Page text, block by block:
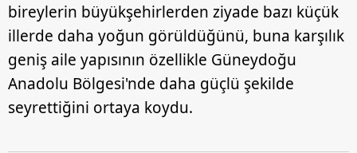
bireylerin büyükşehirlerden ziyade bazı küçük
illerde daha yoğun görüldüğünü, buna karşılık
geniş aile yapısının özellikle Güneydoğu
Anadolu Bölgesi'nde daha güçlü şekilde
seyrettiğini ortaya koydu.